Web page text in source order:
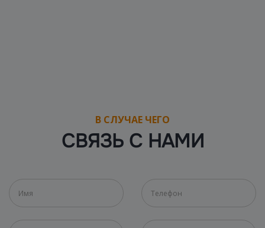
В СЛУЧАЕ ЧЕГО
СВЯЗЬ С НАМИ